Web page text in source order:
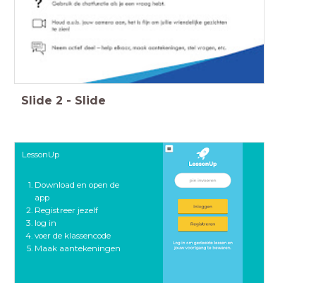
Slide 2 - Slide
LessonUp
Download en open de
app
Registreer jezelf
log in
voer de klassencode
Maak aantekeningen